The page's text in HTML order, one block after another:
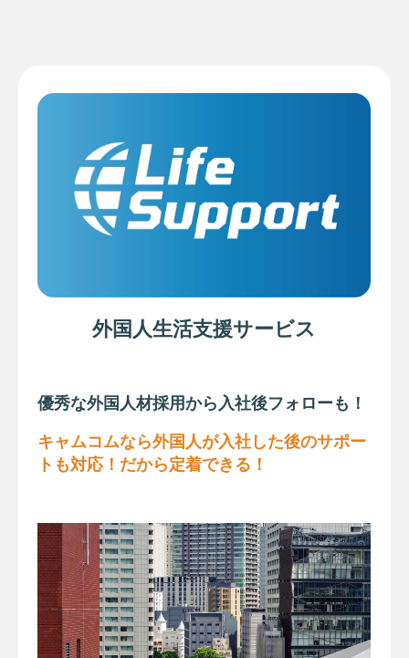
外国人生活支援サービス
優秀な外国人材採用から入社後フォローも！
キャムコムなら外国人が入社した後のサポー
トも対応！だから定着できる！